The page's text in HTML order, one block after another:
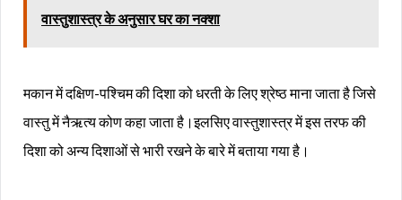
वास्तुशास्त्र के अनुसार घर का नक्शा
मकान में दक्षिण-पश्चिम की दिशा को धरती के लिए श्रेष्ठ माना जाता है जिसे
वास्तु में नैऋत्य कोण कहा जाता है।इलसिए वास्तुशास्त्र में इस तरफ की
दिशा को अन्य दिशाओं से भारी रखने के बारे में बताया गया है।